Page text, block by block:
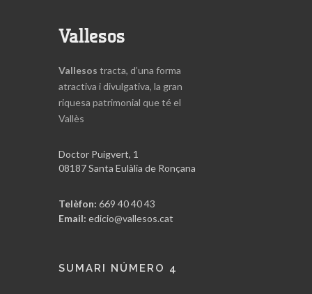
Vallesos
Vallesos tracta, d’una forma
atractiva i divulgativa, la gran
riquesa patrimonial que té el
Vallès
Doctor Puigvert, 1
08187 Santa Eulàlia de Ronçana
Telèfon: 669 40 40 43
Email: edicio@vallesos.cat
SUMARI NÚMERO 4